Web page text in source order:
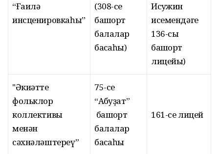
“Ғаилә
инсценировкаһы”
(308-се
башҡорт
балалар
баҡсаһы)
Исҡужин
исемендәге
136-сы
башҡорт
лицейы)
"Әкиәтте
фольклор
коллективы
менән
сәхнәләштереү”
75-се
“Аҡбуҙат”
башҡорт
балалар
баҡсаһы
161-се лицей